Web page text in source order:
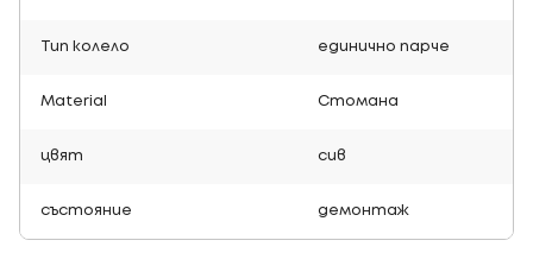
Тип колело единично парче
Material Стомана
цвят сив
състояние демонтаж